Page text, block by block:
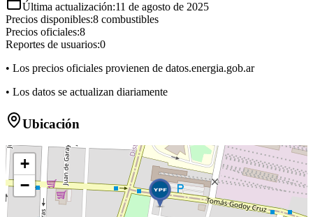
Última actualización:11 de agosto de 2025
Precios disponibles:8 combustibles
Precios oficiales:8
Reportes de usuarios:0
• Los precios oficiales provienen de datos.energia.gob.ar
• Los datos se actualizan diariamente
Ubicación
+
−